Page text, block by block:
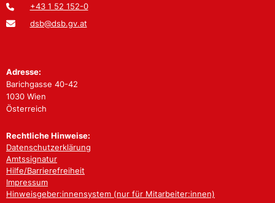
+43 1 52 152-0
dsb@dsb.gv.at
Adresse:
Barichgasse 40-42
1030 Wien
Österreich
Rechtliche Hinweise:
Datenschutzerklärung
Amtssignatur
Hilfe/Barrierefreiheit
Impressum
Hinweisgeber:innensystem (nur für Mitarbeiter:innen)